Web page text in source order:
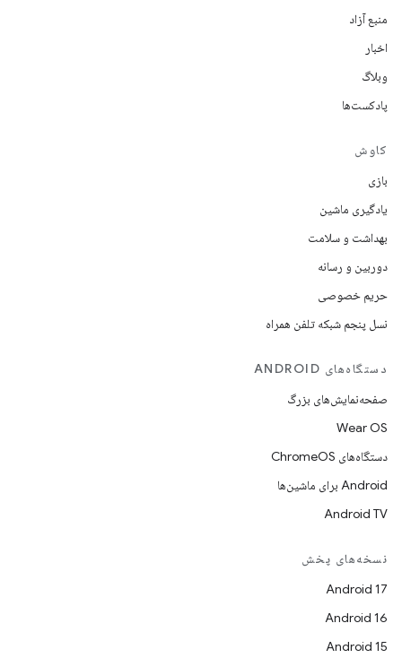
منبع آزاد
اخبار
وبلاگ
پادکست‌ها
کاوش
بازی
یادگیری ماشین
بهداشت و سلامت
دوربین و رسانه
حریم خصوصی
نسل پنجم شبکه تلفن همراه
دستگاه‌های ANDROID
صفحه‌نمایش‌های بزرگ
Wear OS
دستگاه‌های ChromeOS
Android برای ماشین‌ها
Android TV
نسخه‌های پخش
Android 17
Android 16
Android 15